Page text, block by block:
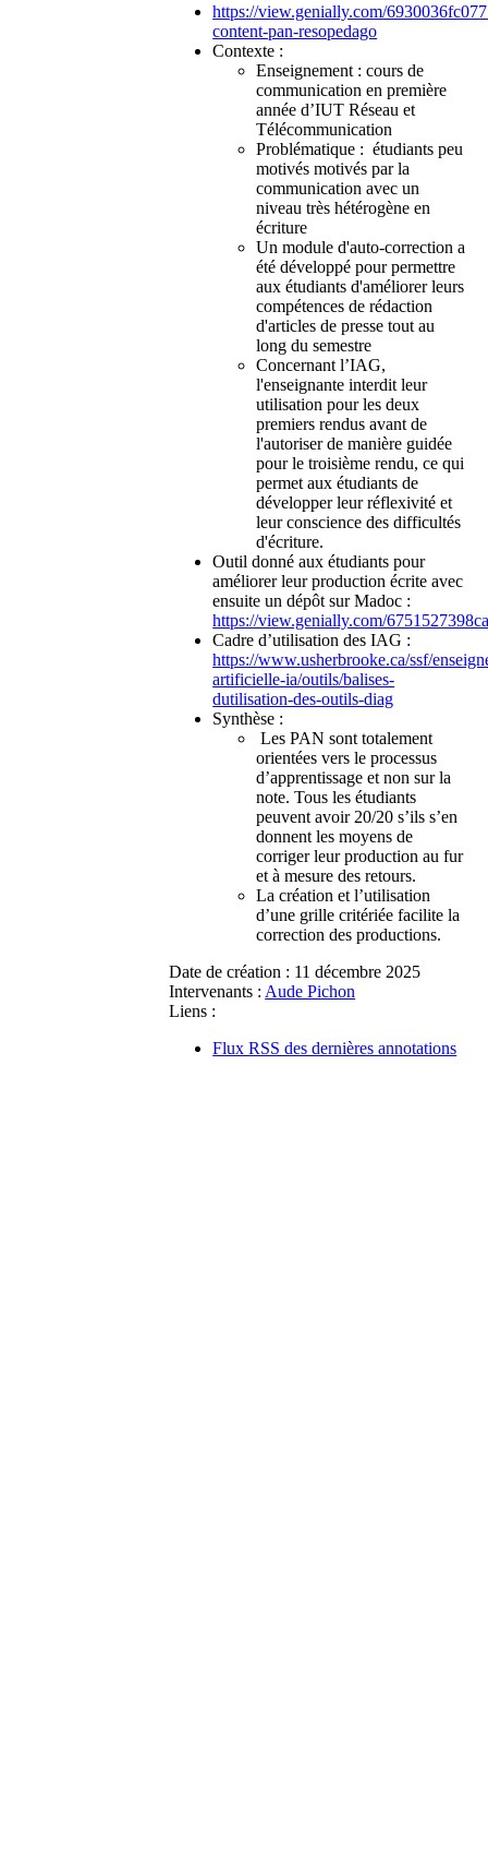
https://view.genially.com/
content-pan-resopedago
Contexte :
Enseignement : cours de
communication en première
année d’IUT Réseau et
Télécommunication
Problématique : étudiants peu
motivés motivés par la
communication avec un
niveau très hétérogène en
écriture
Un module d'auto-correction a
été développé pour permettre
aux étudiants d'améliorer leurs
compétences de rédaction
d'articles de presse tout au
long du semestre
Concernant l’IAG,
l'enseignante interdit leur
utilisation pour les deux
premiers rendus avant de
l'autoriser de manière guidée
pour le troisième rendu, ce qui
permet aux étudiants de
développer leur réflexivité et
leur conscience des difficultés
d'écriture.
Outil donné aux étudiants pour
améliorer leur production écrite avec
ensuite un dépôt sur Madoc :
https://view.genially.com/
Cadre d’utilisation des IAG :
https://www.usherbrooke.ca/ssf/
artificielle-ia/outils/balises-
dutilisation-des-outils-diag
Synthèse :
Les PAN sont totalement
orientées vers le processus
d’apprentissage et non sur la
note. Tous les étudiants
peuvent avoir 20/20 s’ils s’en
donnent les moyens de
corriger leur production au fur
et à mesure des retours.
La création et l’utilisation
d’une grille critériée facilite la
correction des productions.
Date de création : 11 décembre 2025
Intervenants : Aude Pichon
Liens :
Flux RSS des dernières annotations